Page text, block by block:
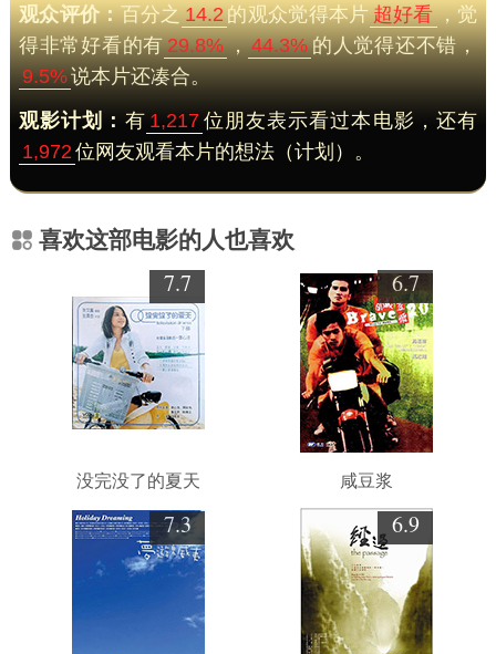
观众评价：百分之14.2的观众觉得本片超好看，觉
得非常好看的有29.8%，44.3%的人觉得还不错，
9.5%说本片还凑合。
观影计划： 有 1,217 位朋友表示看过本电影，还有
1,972位网友观看本片的想法（计划）。
喜欢这部电影的人也喜欢
7.7
没完没了的夏天
6.7
咸豆浆
7.3 6.9